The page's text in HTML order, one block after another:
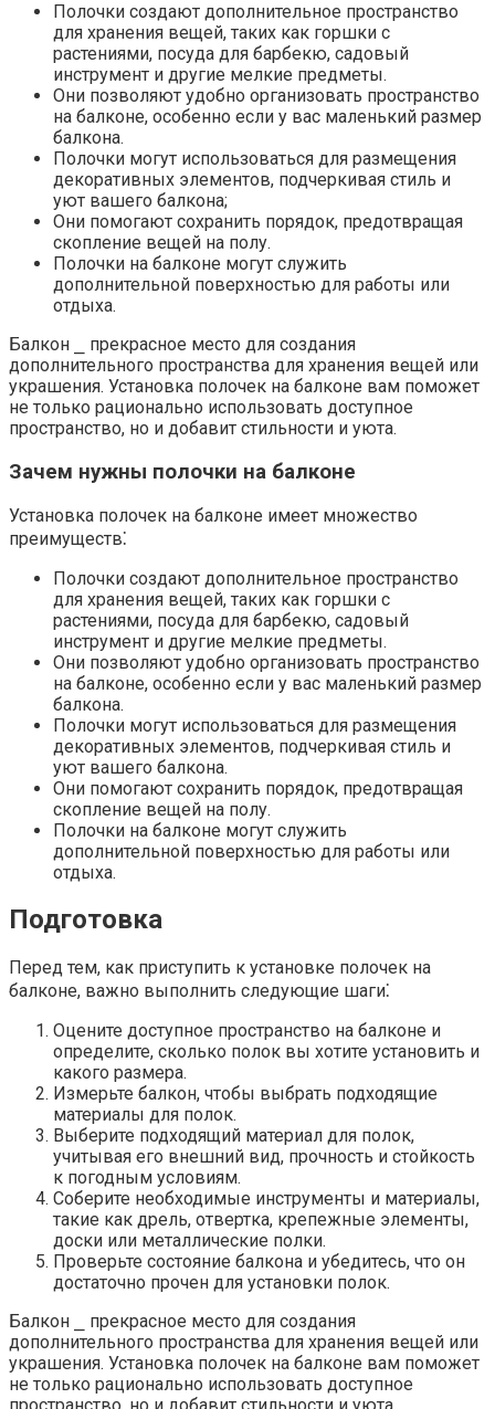
Полочки создают дополнительное пространство
для хранения вещей, таких как горшки с
растениями, посуда для барбекю, садовый
инструмент и другие мелкие предметы.
Они позволяют удобно организовать пространство
на балконе, особенно если у вас маленький размер
балкона.
Полочки могут использоваться для размещения
декоративных элементов, подчеркивая стиль и
уют вашего балкона;
Они помогают сохранить порядок, предотвращая
скопление вещей на полу.​
Полочки на балконе могут служить
дополнительной поверхностью для работы или
отдыха.
Балкон ⎯ прекрасное место для создания
дополнительного пространства для хранения вещей или
украшения.​ Установка полочек на балконе вам поможет
не только рационально использовать доступное
пространство, но и добавит стильности и уюта.
Зачем нужны полочки на балконе
Установка полочек на балконе имеет множество
преимуществ⁚
Полочки создают дополнительное пространство
для хранения вещей, таких как горшки с
растениями, посуда для барбекю, садовый
инструмент и другие мелкие предметы.​
Они позволяют удобно организовать пространство
на балконе, особенно если у вас маленький размер
балкона.​
Полочки могут использоваться для размещения
декоративных элементов, подчеркивая стиль и
уют вашего балкона.​
Они помогают сохранить порядок, предотвращая
скопление вещей на полу.​
Полочки на балконе могут служить
дополнительной поверхностью для работы или
отдыха.​
Подготовка
Перед тем, как приступить к установке полочек на
балконе, важно выполнить следующие шаги⁚
Оцените доступное пространство на балконе и
определите, сколько полок вы хотите установить и
какого размера.​
Измерьте балкон, чтобы выбрать подходящие
материалы для полок.​
Выберите подходящий материал для полок,
учитывая его внешний вид, прочность и стойкость
к погодным условиям.​
Соберите необходимые инструменты и материалы,
такие как дрель, отвертка, крепежные элементы,
доски или металлические полки.​
Проверьте состояние балкона и убедитесь, что он
достаточно прочен для установки полок.​
Балкон ⎯ прекрасное место для создания
дополнительного пространства для хранения вещей или
украшения.​ Установка полочек на балконе вам поможет
не только рационально использовать доступное